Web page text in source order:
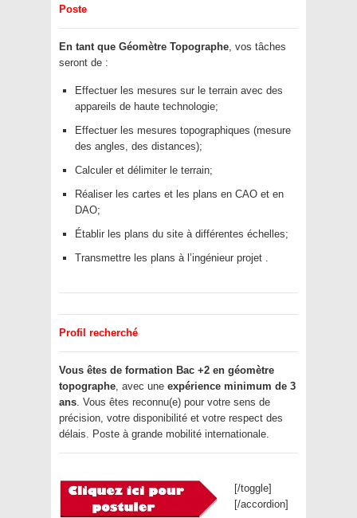
Poste
En tant que Géomètre Topographe, vos tâches
seront de :
Effectuer les mesures sur le terrain avec des
appareils de haute technologie;
Effectuer les mesures topographiques (mesure
des angles, des distances);
Calculer et délimiter le terrain;
Réaliser les cartes et les plans en CAO et en
DAO;
Établir les plans du site à différentes échelles;
Transmettre les plans à l’ingénieur projet .
Profil recherché
Vous êtes de formation Bac +2 en géomètre
topographe, avec une expérience minimum de 3
ans. Vous êtes reconnu(e) pour votre sens de
précision, votre disponibilité et votre respect des
délais. Poste à grande mobilité internationale.
[/toggle]
[/accordion]